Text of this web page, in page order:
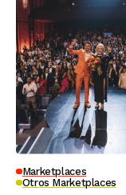
Marketplaces
Otros Marketplaces